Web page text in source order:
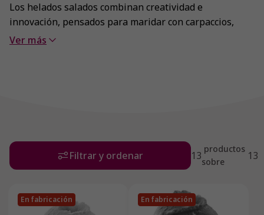
Los helados salados combinan creatividad e
innovación, pensados para maridar con carpaccios,
tartas de salmón, brochetas, sopas frías, pastas o
Ver más
Filtrar y ordenar 13 productos
sobre
13
En fabricación En fabricación